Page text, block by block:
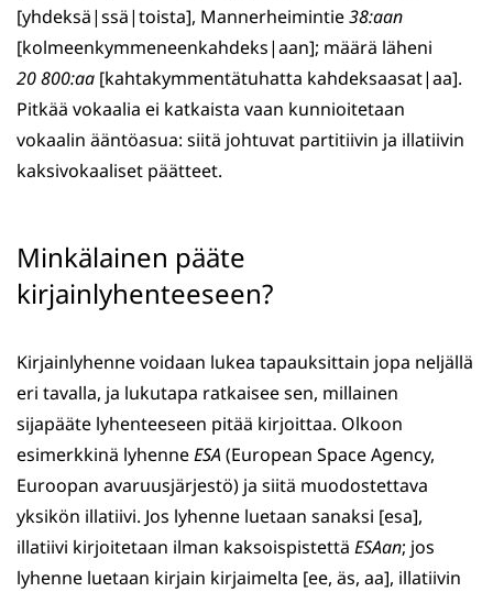
[yhdeksä|ssä|toista], Mannerheimintie38:aan
[kolmeenkymmeneenkahdeks|aan]; määrä läheni
20 800:aa [kahtakymmentätuhatta kahdeksaasat|aa].
Pitkää vokaalia ei katkaista vaan kunnioitetaan
vokaalin ääntöasua: siitä johtuvat partitiivin ja illatiivin
kaksivokaaliset päätteet.
Minkälainen pääte
kirjainlyhenteeseen?
Kirjainlyhenne voidaan lukea tapauksittain jopa neljällä
eri tavalla, ja lukutapa ratkaisee sen, millainen
sijapääte lyhenteeseen pitää kirjoittaa. Olkoon
esimerkkinä lyhenneESA(European Space Agency,
Euroopan avaruusjärjestö) ja siitä muodostettava
yksikön illatiivi. Jos lyhenne luetaan sanaksi [esa],
illatiivi kirjoitetaan ilman kaksoispistettä ESAan; jos
lyhenne luetaan kirjain kirjaimelta [ee, äs, aa], illatiivin